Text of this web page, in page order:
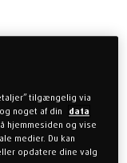
størrelser, kan du
os" i højre side.
tilgængelig via
noget af din
data
hjemmesiden og vise
medier. Du kan
opdatere dine valg